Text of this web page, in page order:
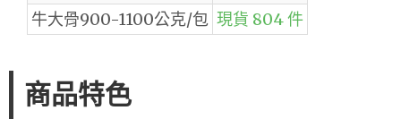
牛大骨900-1100公克/包 現貨 804 件
商品特色